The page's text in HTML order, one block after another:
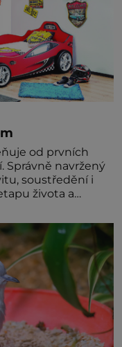
od prvních
Správně navržený
soustředění i
života a
proto by pokoj
a útulně.